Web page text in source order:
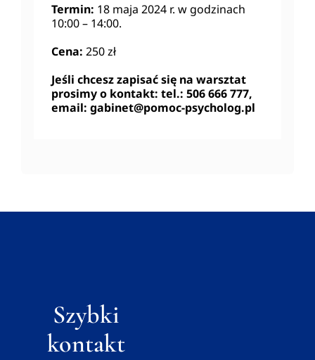
Termin: 18 maja 2024 r. w godzinach
10:00 – 14:00.
Cena: 250 zł
Jeśli chcesz zapisać się na warsztat
prosimy o kontakt: tel.: 506 666 777,
email: gabinet@pomoc-psycholog.pl
Szybki
kontakt